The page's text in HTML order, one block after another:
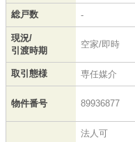
総戸数 -
現況/
引渡時期
空家/即時
取引態様 専任媒介
物件番号 89936877
法人可